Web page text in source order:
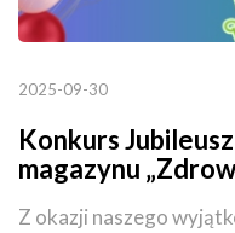
2025-09-30
Konkurs
magazynu
Z okazji naszego